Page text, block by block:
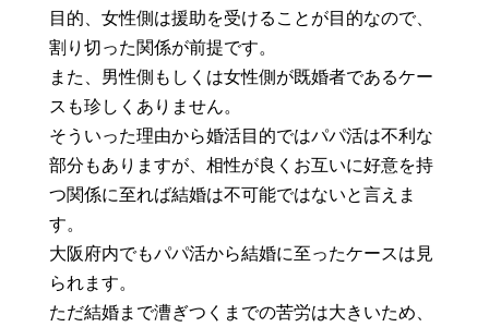
目的、女性側は援助を受けることが目的なので、
割り切った関係が前提です。
また、男性側もしくは女性側が既婚者であるケー
スも珍しくありません。
そういった理由から婚活目的ではパパ活は不利な
部分もありますが、相性が良くお互いに好意を持
つ関係に至れば結婚は不可能ではないと言えま
す。
大阪府内でもパパ活から結婚に至ったケースは見
られます。
ただ結婚まで漕ぎつくまでの苦労は大きいため、